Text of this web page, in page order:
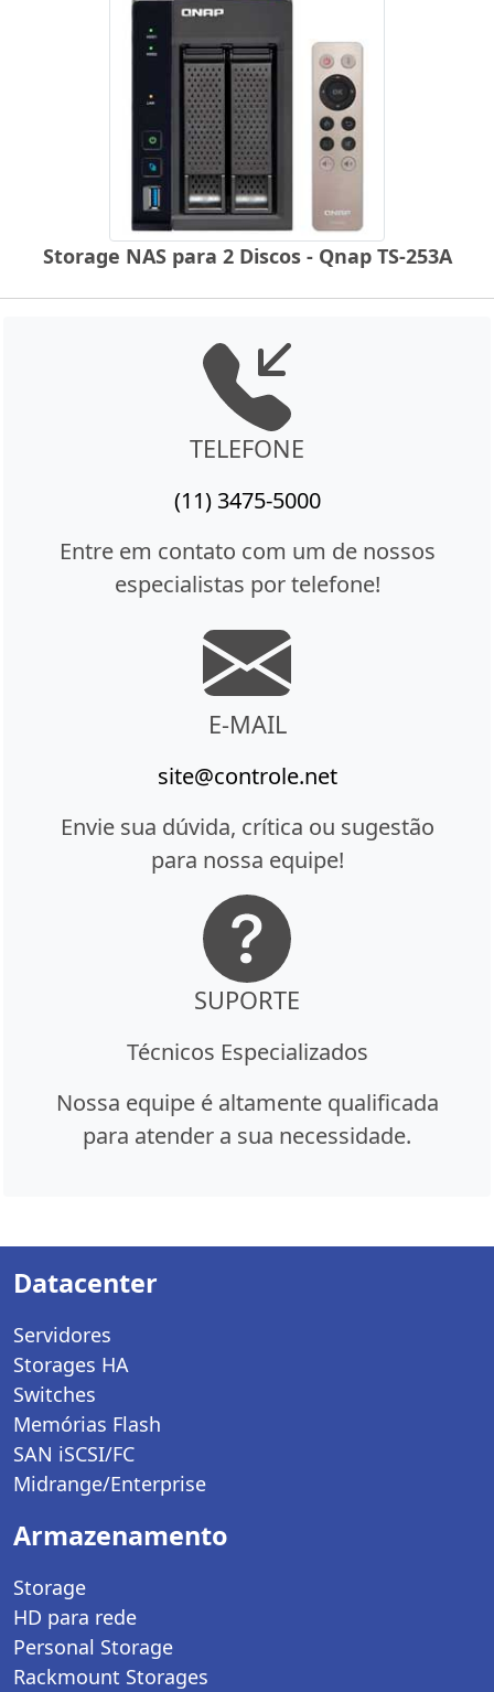
Storage NAS para 2 Discos - Qnap TS-253A
TELEFONE
(11) 3475-5000
Entre em contato com um de nossos
especialistas por telefone!
E-MAIL
site@controle.net
Envie sua dúvida, crítica ou sugestão
para nossa equipe!
SUPORTE
Técnicos Especializados
Nossa equipe é altamente qualificada
para atender a sua necessidade.
Datacenter
Servidores
Storages HA
Switches
Memórias Flash
SAN iSCSI/FC
Midrange/Enterprise
Armazenamento
Storage
HD para rede
Personal Storage
Rackmount Storages